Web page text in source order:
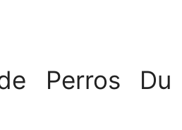
Perros